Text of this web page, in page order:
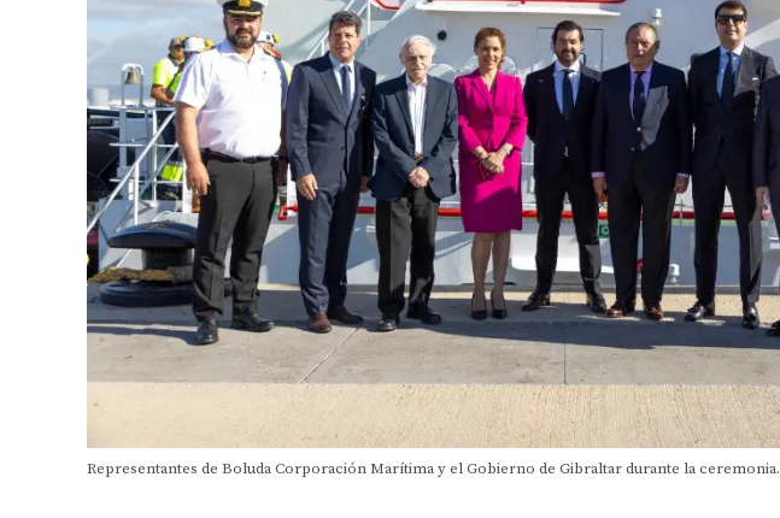
Representantes de Boluda Corporación Marítima y el Gobierno de Gibraltar durante la ceremonia.